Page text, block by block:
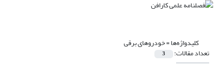
کلیدواژه‌ها =خودروهای برقی
تعداد مقالات: 3